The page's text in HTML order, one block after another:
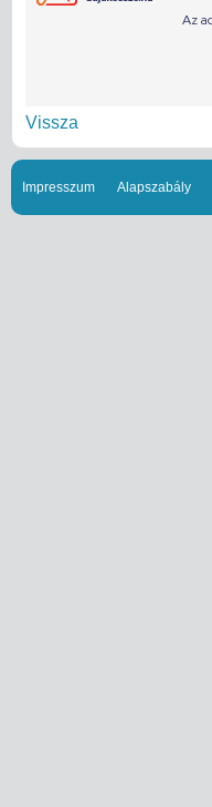
Vissza
Impresszum Alapszabály